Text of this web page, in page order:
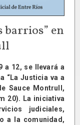
barrios” en
a 12, se llevará a
“La Justicia va a
Sauce Montrull,
20). La iniciativa
judiciales,
a la comunidad,